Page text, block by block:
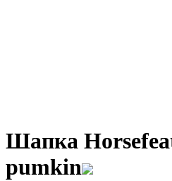
Шапка
pumkin